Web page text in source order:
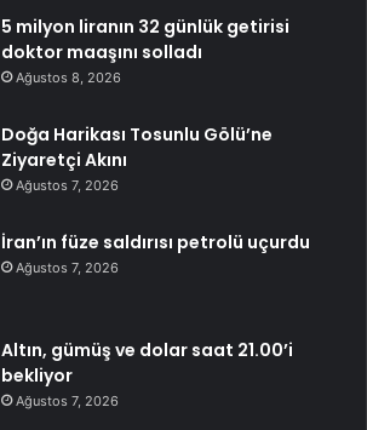
5 milyon liranın 32 günlük getirisi
doktor maaşını solladı
Ağustos 8, 2026
Doğa Harikası Tosunlu Gölü’ne
Ziyaretçi Akını
Ağustos 7, 2026
İran’ın füze saldırısı petrolü uçurdu
Ağustos 7, 2026
Altın, gümüş ve dolar saat 21.00’i
bekliyor
Ağustos 7, 2026